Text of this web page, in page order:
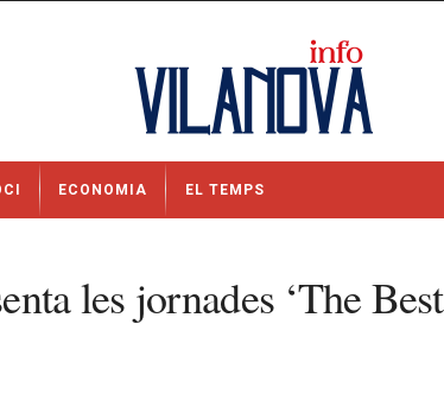
ECONOMIA EL TEMPS
les jornades ‘The